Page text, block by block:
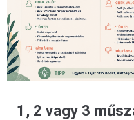
1, 2 vagy 3